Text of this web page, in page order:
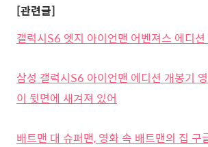
[관련글]
갤럭시S6 엣지 아이언맨 어벤져스 에디
삼성 갤럭시S6 아이언맨 에디션 개봉기
이 뒷면에 새겨져 있어
배트맨 대 슈퍼맨, 영화 속 배트맨의 집 구